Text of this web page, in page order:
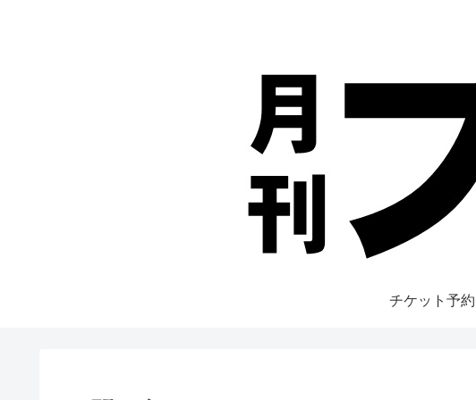
チケット予約